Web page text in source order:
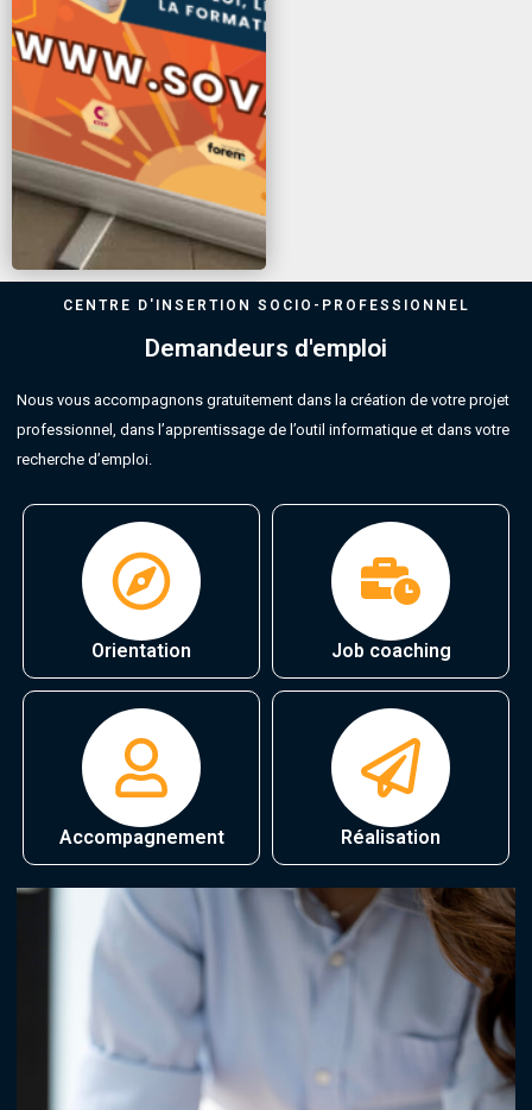
CENTRE D'INSERTION SOCIO-PROFESSIONNEL
Demandeurs d'emploi
Nous vous accompagnons gratuitement dans la création de votre projet
professionnel, dans l’apprentissage de l’outil informatique et dans votre
recherche d’emploi.
Orientation Job coaching
Accompagnement Réalisation